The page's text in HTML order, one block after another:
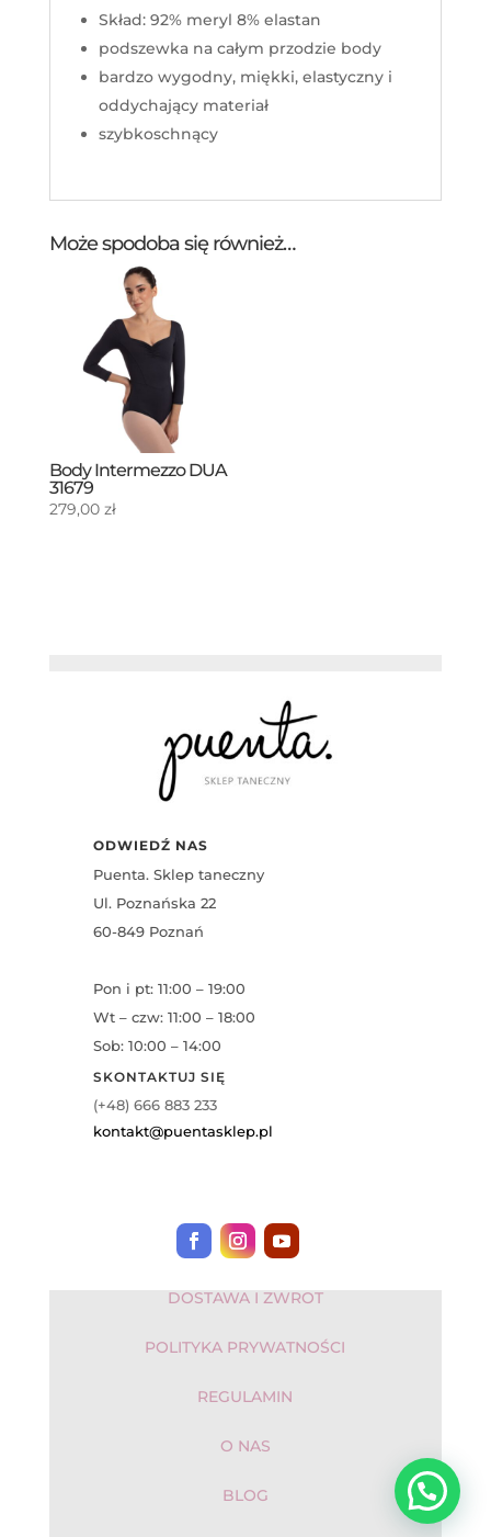
Skład: 92% meryl 8% elastan
podszewka na całym przodzie body
bardzo wygodny, miękki, elastyczny i
oddychający materiał
szybkoschnący
Może spodoba się również…
Body Intermezzo DUA
31679
279,00 zł
ODWIEDŹ NAS
Puenta. Sklep taneczny
Ul. Poznańska 22
60-849 Poznań
Pon i pt: 11:00 – 19:00
Wt – czw: 11:00 – 18:00
Sob: 10:00 – 14:00
SKONTAKTUJ SIĘ
(+48) 666 883 233
kontakt@puentasklep.pl
DOSTAWA I ZWROT
POLITYKA PRYWATNOŚCI
REGULAMIN
O NAS
BLOG